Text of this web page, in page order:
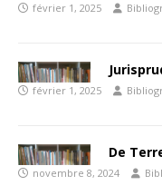
février 1, 2025
février 1, 2025
De
novembre 8, 2024